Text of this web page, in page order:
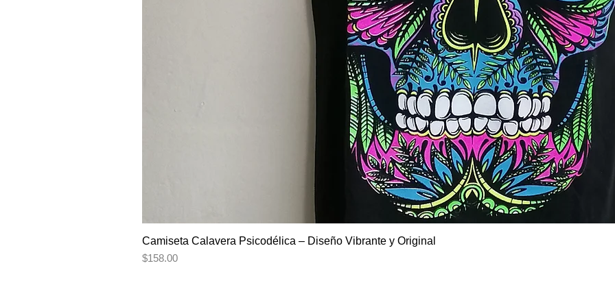
Vista rápida
Camiseta Calavera Psicodélica – Diseño Vibrante y Original
Precio
$158.00